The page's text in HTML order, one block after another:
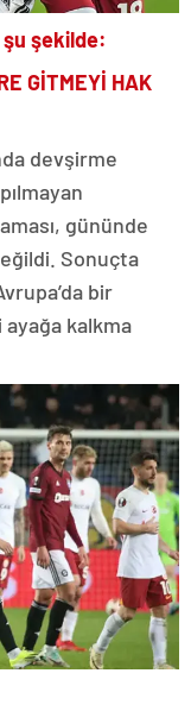
şu şekilde:
GİTMEYİ HAK
devşirme
gününde
Sonuçta
bir
kalkma